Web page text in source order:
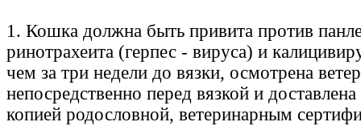
1. Кошка должна быть привита против
ринотрахеита (герпес - вируса) и
чем за три недели до вязки, осмотрена
непосредственно перед вязкой и
копией родословной, ветеринарным